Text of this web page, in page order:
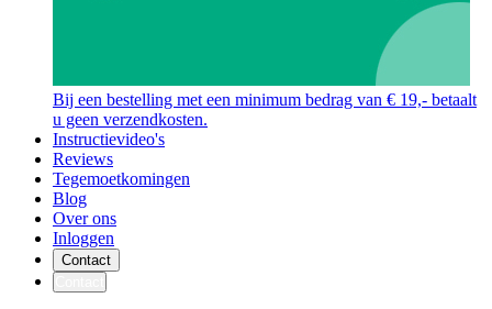
Bij een bestelling met een minimum bedrag van € 19,- betaalt
u geen verzendkosten.
Instructievideo's
Reviews
Tegemoetkomingen
Blog
Over ons
Inloggen
Contact